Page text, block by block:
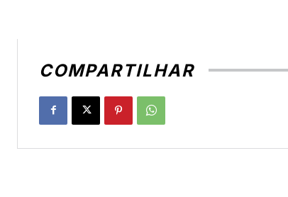
COMPARTILHAR